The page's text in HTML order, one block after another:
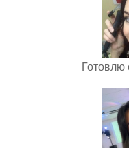
Готовлю